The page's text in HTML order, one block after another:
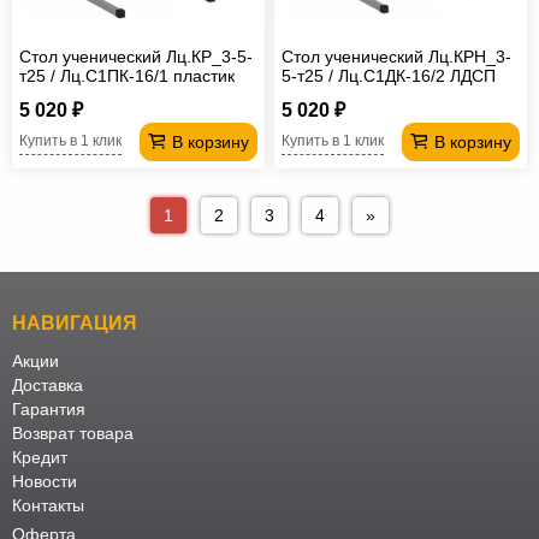
Стол ученический Лц.КР_3-5-
т25 / Лц.С1ПК-16/1 пластик
5 020 ₽
В корзину
Купить в 1 клик
Стол ученический Лц.КРН_3-
5-т25 / Лц.С1ДК-16/2 ЛДСП
5 020 ₽
В корзину
Купить в 1 клик
1 2 3 4 »
НАВИГАЦИЯ
Акции
Доставка
Гарантия
Возврат товара
Кредит
Новости
Контакты
Оферта